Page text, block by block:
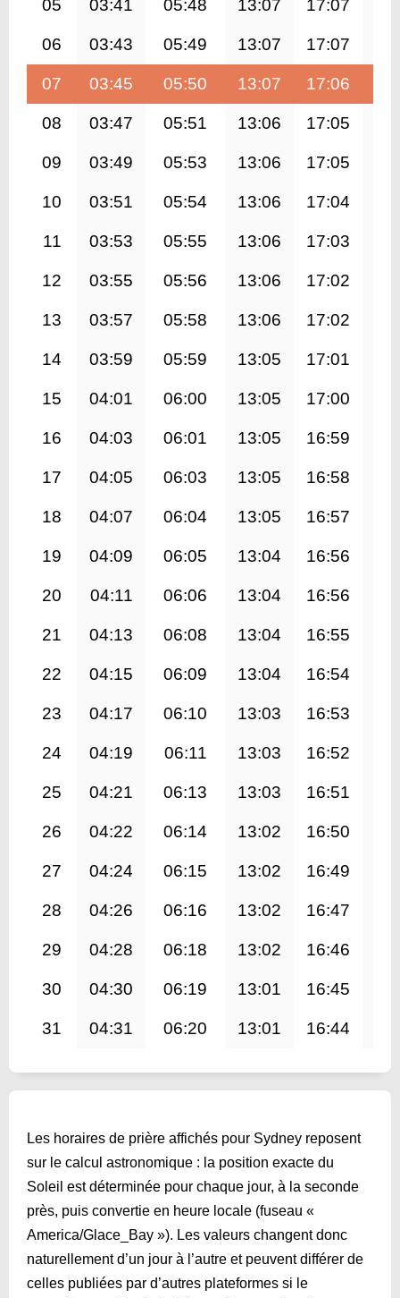
05 03:41 05:48 13:07 17:07
06 03:43 05:49 13:07 17:07
07 03:45 05:50 13:07 17:06
08 03:47 05:51 13:06 17:05
09 03:49 05:53 13:06 17:05
10 03:51 05:54 13:06 17:04
11 03:53 05:55 13:06 17:03
12 03:55 05:56 13:06 17:02
13 03:57 05:58 13:06 17:02
14 03:59 05:59 13:05 17:01
15 04:01 06:00 13:05 17:00
16 04:03 06:01 13:05 16:59
17 04:05 06:03 13:05 16:58
18 04:07 06:04 13:05 16:57
19 04:09 06:05 13:04 16:56
20 04:11 06:06 13:04 16:56
21 04:13 06:08 13:04 16:55
22 04:15 06:09 13:04 16:54
23 04:17 06:10 13:03 16:53
24 04:19 06:11 13:03 16:52
25 04:21 06:13 13:03 16:51
26 04:22 06:14 13:02 16:50
27 04:24 06:15 13:02 16:49
28 04:26 06:16 13:02 16:47
29 04:28 06:18 13:02 16:46
30 04:30 06:19 13:01 16:45
31 04:31 06:20 13:01 16:44
Les horaires de prière affichés pour Sydney reposent
sur le calcul astronomique : la position exacte du
Soleil est déterminée pour chaque jour, à la seconde
près, puis convertie en heure locale (fuseau «
America/Glace_Bay »). Les valeurs changent donc
naturellement d’un jour à l’autre et peuvent différer de
celles publiées par d’autres plateformes si le